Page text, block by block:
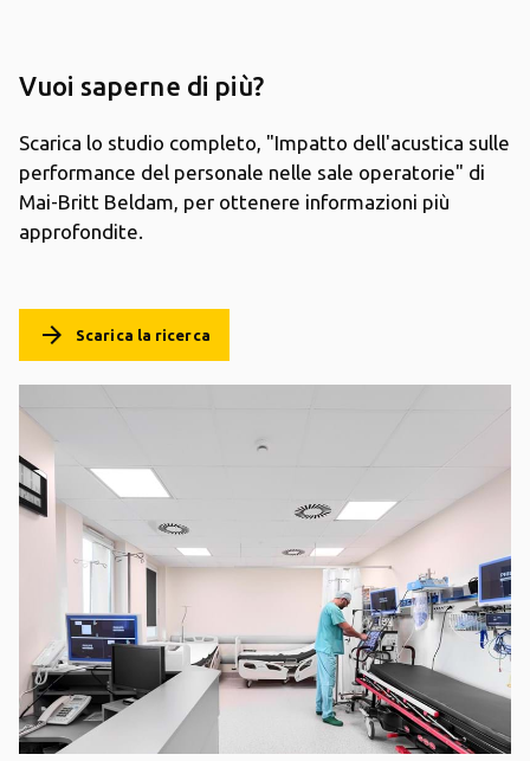
Vuoi saperne di più?
Scarica lo studio completo, "Impatto dell'acustica sulle
performance del personale nelle sale operatorie" di
Mai-Britt Beldam, per ottenere informazioni più
approfondite.
arrow_forward Scarica la ricerca